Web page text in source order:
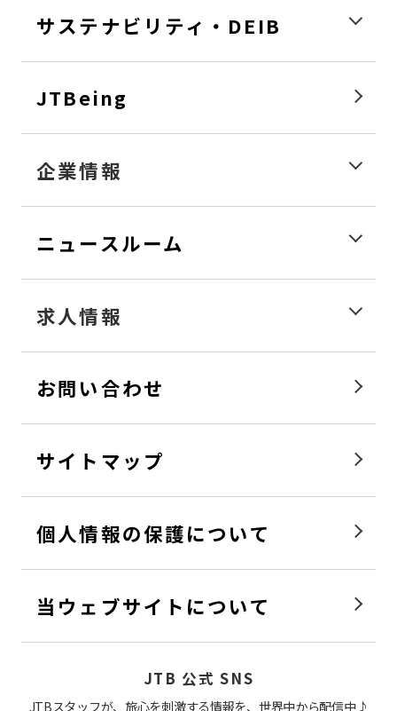
サステナビリティ・DEIB
JTBeing
企業情報
ニュースルーム
求人情報
お問い合わせ
サイトマップ
個人情報の保護について
当ウェブサイトについて
JTB 公式 SNS
JTBスタッフが、旅心を刺激する情報を、世界中から配信中♪